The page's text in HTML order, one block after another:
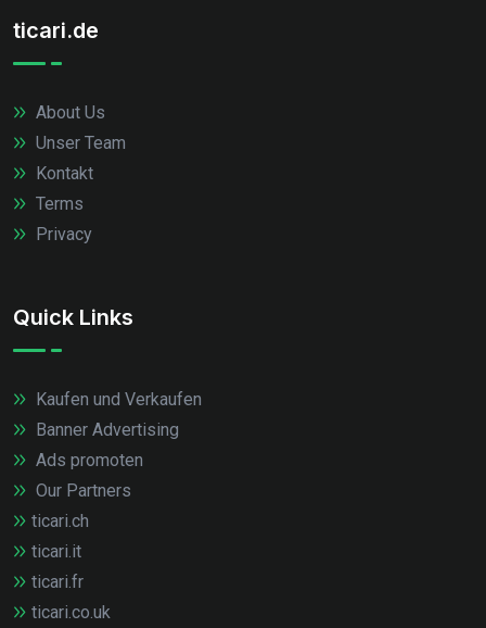
ticari.de
About Us
Unser Team
Kontakt
Terms
Privacy
Quick Links
Kaufen und Verkaufen
Banner Advertising
Ads promoten
Our Partners
ticari.ch
ticari.it
ticari.fr
ticari.co.uk